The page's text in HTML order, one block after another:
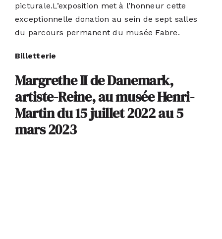
picturale.L’exposition met à l’honneur cette
exceptionnelle donation au sein de sept salles
du parcours permanent du musée Fabre.
Billetterie
Margrethe II de Danemark,
artiste-Reine, au musée Henri-
Martin du 15 juillet 2022 au 5
mars 2023